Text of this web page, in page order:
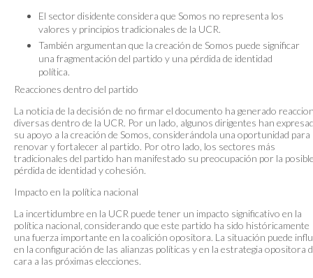
El sector disidente considera que Somos no representa los
valores y principios tradicionales de la UCR.
También argumentan que la creación de Somos puede significar
una fragmentación del partido y una pérdida de identidad
política.
Reacciones dentro del partido
La noticia de la decisión de no firmar el documento ha generado
diversas dentro de la UCR. Por un lado, algunos dirigentes han
su apoyo a la creación de Somos, considerándola una oportunidad para
renovar y fortalecer al partido. Por otro lado, los sectores más
tradicionales del partido han manifestado su preocupación por la
pérdida de identidad y cohesión.
Impacto en la política nacional
La incertidumbre en la UCR puede tener un impacto significativo en la
política nacional, considerando que este partido ha sido históricamente
una fuerza importante en la coalición opositora. La situación puede
en la configuración de las alianzas políticas y en la estrategia opositora
cara a las próximas elecciones.